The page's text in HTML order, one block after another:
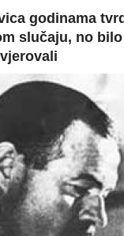
godinama
slučaju, no